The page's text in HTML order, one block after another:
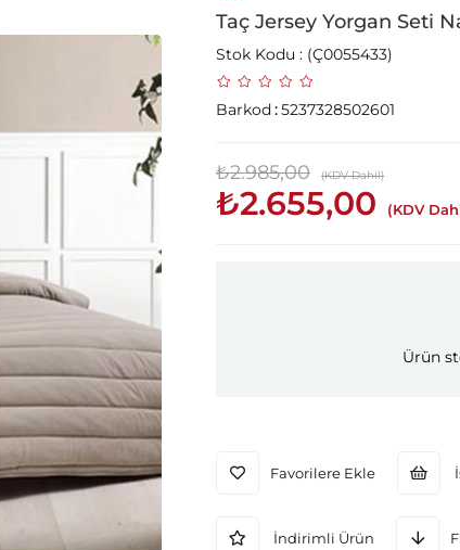
Taç Jersey Yorgan Seti
Stok Kodu (Ç0055433)
Barkod:5237328502601
₺2.985,00 (KDV Dahil)
₺2.655,00 (KDV
Ürün
Favorilere Ekle
İndirimli Ürün